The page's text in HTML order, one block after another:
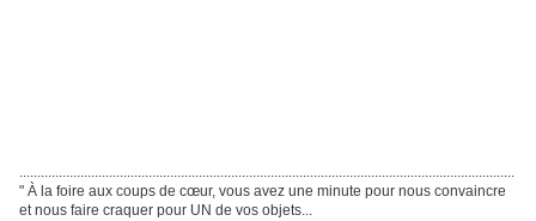
..........................................................................................................................................
" À la foire aux coups de cœur, vous avez une minute pour nous convaincre
et nous faire craquer pour UN de vos objets...